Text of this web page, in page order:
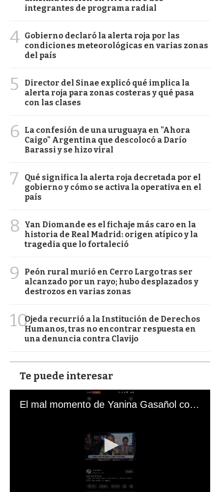
integrantes de programa radial
4 Gobierno declaró la alerta roja por las
condiciones meteorológicas en varias zonas
del país
5
Director del Sinae explicó qué implica la
alerta roja para zonas costeras y qué pasa
con las clases
6
La confesión de una uruguaya en "Ahora
Caigo" Argentina que descolocó a Darío
Barassi y se hizo viral
7
Qué significa la alerta roja decretada por el
gobierno y cómo se activa la operativa en el
país
8
Yan Diomande es el fichaje más caro en la
historia de Real Madrid: origen atípico y la
tragedia que lo fortaleció
9
Peón rural murió en Cerro Largo tras ser
alcanzado por un rayo; hubo desplazados y
destrozos en varias zonas
10Ojeda recurrió a la Institución de Derechos
Humanos, tras no encontrar respuesta en
una denuncia contra Clavijo
Te puede interesar
El mal momento de Yanina Gasañol con un hincha argentino en "Subrayado"